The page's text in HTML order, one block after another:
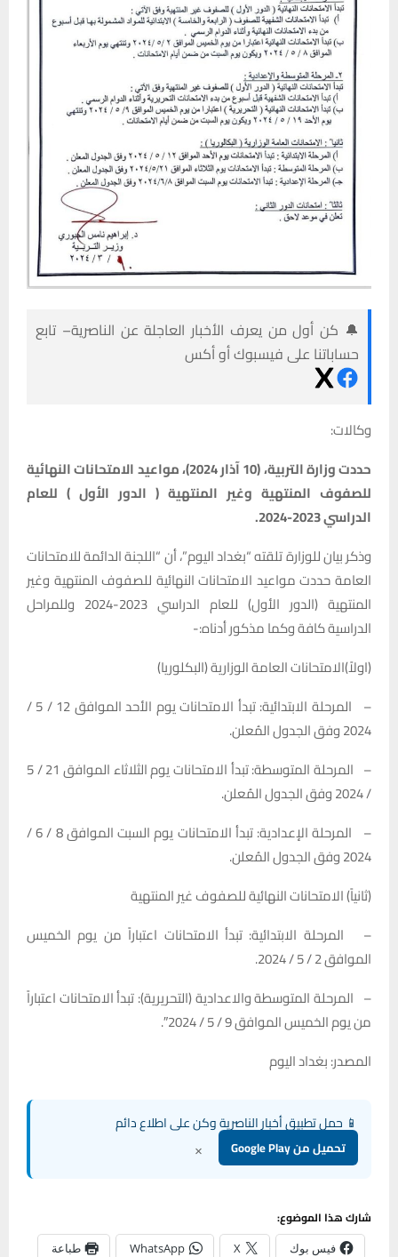
🔔 كن أول من يعرف الأخبار العاجلة عن الناصرية– تابع
حساباتنا على فيسبوك أو أكس
وكالات:
حددت وزارة التربية، (10 آذار 2024)، مواعيد الامتحانات النهائية
للصفوف المنتهية وغير المنتهية ( الدور الأول ) للعام
الدراسي 2023-2024.
وذكر بيان للوزارة تلقته “بغداد اليوم”، أن “اللجنة الدائمة للامتحانات
العامة حددت مواعيد الامتحانات النهائية للصفوف المنتهية وغير
المنتهية (الدور الأول) للعام الدراسي 2023-2024 وللمراحل
الدراسية كافة وكما مذكور أدناه:-
(اولاً)الامتحانات العامة الوزارية (البكلوريا)
– المرحلة الابتدائية: تبدأ الامتحانات يوم الأحد الموافق 12 / 5 /
2024 وفق الجدول المُعلن.
– المرحلة المتوسطة: تبدأ الامتحانات يوم الثلاثاء الموافق 21 / 5
/ 2024 وفق الجدول المُعلن.
– المرحلة الإعدادية: تبدأ الامتحانات يوم السبت الموافق 8 / 6 /
2024 وفق الجدول المُعلن.
(ثانياً) الامتحانات النهائية للصفوف غير المنتهية
– المرحلة الابتدائية: تبدأ الامتحانات اعتباراً من يوم الخميس
الموافق 2 / 5 / 2024.
– المرحلة المتوسطة والاعدادية (التحريرية): تبدأ الامتحانات اعتباراً
من يوم الخميس الموافق 9 / 5 / 2024″.
المصدر: بغداد اليوم
📱 حمل تطبيق أخبار الناصرية وكن على اطلاع دائم
تحميل من Google Play ×
شارك هذا الموضوع:
فيس بوك X
WhatsApp طباعة